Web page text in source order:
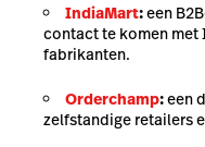
IndiaMart:een
contact te komen met
fabrikanten.
Orderchamp:een
zelfstandige retailers